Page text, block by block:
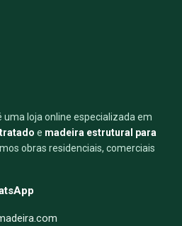
uma loja online especializada em
e madeira estrutural para
obras residenciais, comerciais